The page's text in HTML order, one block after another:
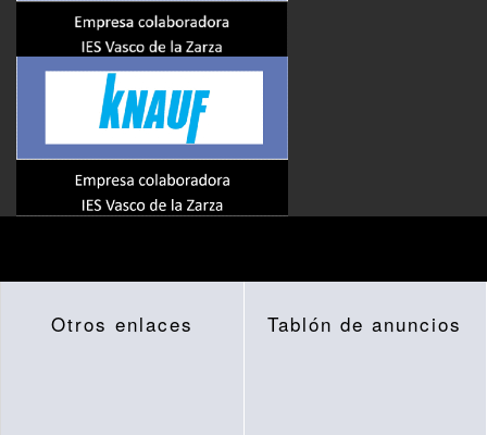
Otros enlaces Tablón de anuncios